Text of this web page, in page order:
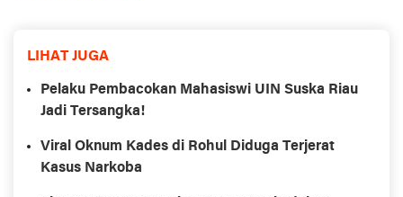
LIHAT JUGA
Pelaku Pembacokan Mahasiswi UIN Suska Riau
Jadi Tersangka!
Viral Oknum Kades di Rohul Diduga Terjerat
Kasus Narkoba